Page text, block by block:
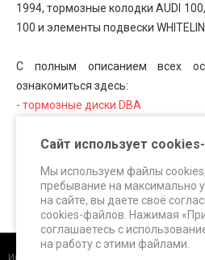
1994, тормозные колодки AUDI
100 и элементы подвески
С полным описанием всех
ознакомиться здесь:
- тормозные диски DBA
- тормозные колодки HAWK
- элементы подвески WHITELINE
Интернет-магазин +7 (495) 648-60-24 +7
Сайт использует
Мы используем файлы
пребывание на максимально
на сайте, вы даете своё
cookies-файлов. Нажимая
соглашаетесь с
на работу с этими файлами.